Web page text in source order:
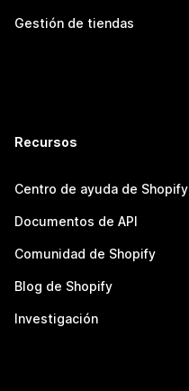
Gestión de tiendas
Recursos
Centro de ayuda de Shopify
Documentos de API
Comunidad de Shopify
Blog de Shopify
Investigación